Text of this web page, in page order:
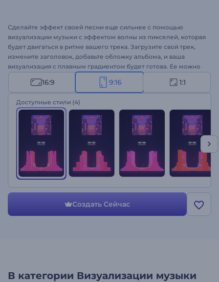
Сделайте эффект своей песни еще сильнее с помощью
визуализации музыки с эффектом волны из пикселей, которая
будет двигаться в ритме вашего трека. Загрузите свой трек,
измените заголовок, добавьте обложку альбома, и ваша
визуализация с плавным градиентом будет готова. Ее можно
использовать для создания музыкальных видео, промо для
релиза альбома или сингла и других музыкальных проектов.
Создайте свою визуализацию!
16:9 9:16 1:1
Доступные стили (4)
Создать Сейчас
В категории Визуализации музыки